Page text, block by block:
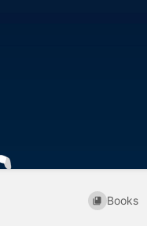
Books